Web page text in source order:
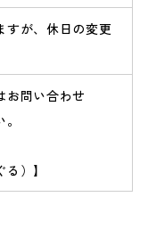
すが、休日の変更
お問い合わせ
）】